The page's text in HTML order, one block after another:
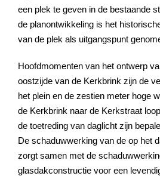
een plek te geven in de bestaande
de planontwikkeling is het
van de plek als uitgangspunt
Hoofdmomenten van het ontwerp
oostzijde van de Kerkbrink zijn de
het plein en de zestien meter hoge
de Kerkbrink naar de Kerkstraat
de toetreding van daglicht zijn
De schaduwwerking van de op het
zorgt samen met de
glasdakconstructie voor een